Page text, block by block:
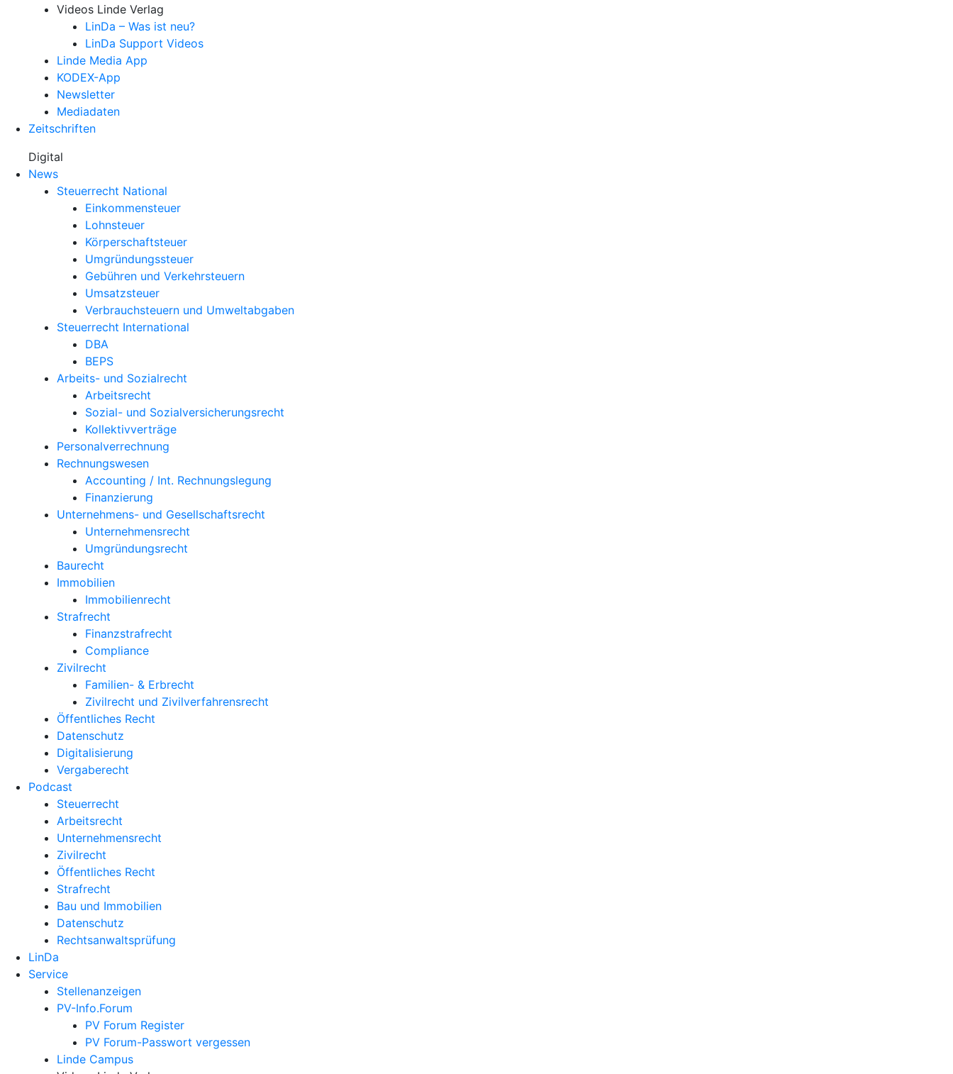
Videos Linde Verlag
LinDa – Was ist neu?
LinDa Support Videos
Linde Media App
KODEX-App
Newsletter
Mediadaten
Zeitschriften
Digital
News
Steuerrecht National
Einkommensteuer
Lohnsteuer
Körperschaftsteuer
Umgründungssteuer
Gebühren und Verkehrsteuern
Umsatzsteuer
Verbrauchsteuern und Umweltabgaben
Steuerrecht International
DBA
BEPS
Arbeits- und Sozialrecht
Arbeitsrecht
Sozial- und Sozialversicherungsrecht
Kollektivverträge
Personalverrechnung
Rechnungswesen
Accounting / Int. Rechnungslegung
Finanzierung
Unternehmens- und Gesellschaftsrecht
Unternehmensrecht
Umgründungsrecht
Baurecht
Immobilien
Immobilienrecht
Strafrecht
Finanzstrafrecht
Compliance
Zivilrecht
Familien- & Erbrecht
Zivilrecht und Zivilverfahrensrecht
Öffentliches Recht
Datenschutz
Digitalisierung
Vergaberecht
Podcast
Steuerrecht
Arbeitsrecht
Unternehmens­recht
Zivilrecht
Öffentliches Recht
Strafrecht
Bau und Immobilien
Datenschutz
Rechtsanwalts­prüfung
LinDa
Service
Stellenanzeigen
PV-Info.Forum
PV Forum Register
PV Forum-Passwort vergessen
Linde Campus